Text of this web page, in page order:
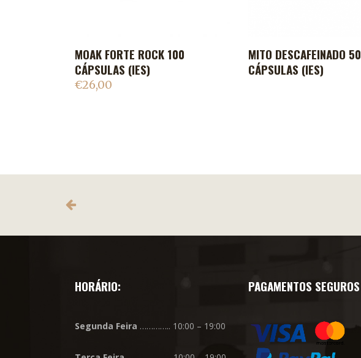
ADICIONAR AO CARRINHO
MOAK FORTE ROCK 100
CÁPSULAS (IES)
€26,00
MITO DESCAFEINADO 50
CÁPSULAS (IES)
HORÁRIO:
Segunda Feira ………….. 10:00 – 19:00
PAGAMENTOS SEGUROS